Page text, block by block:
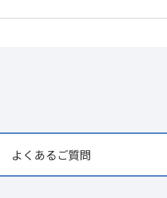
よくあるご質問